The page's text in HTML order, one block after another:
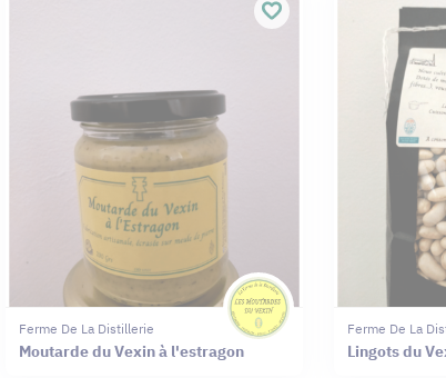
Ferme De La Distillerie
Moutarde du Vexin à l'estragon
Ferme De La
Lingots du